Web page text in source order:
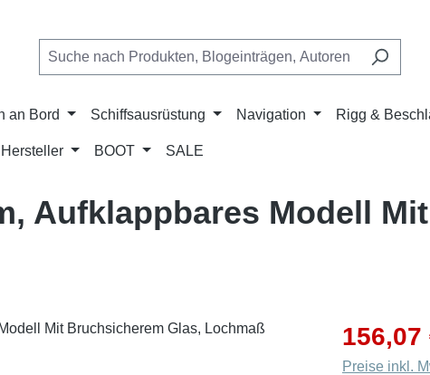
an Bord Schiffsausrüstung Navigation Rigg &
Hersteller BOOT SALE
Aufklappbares Modell
156,07
Preise inkl.